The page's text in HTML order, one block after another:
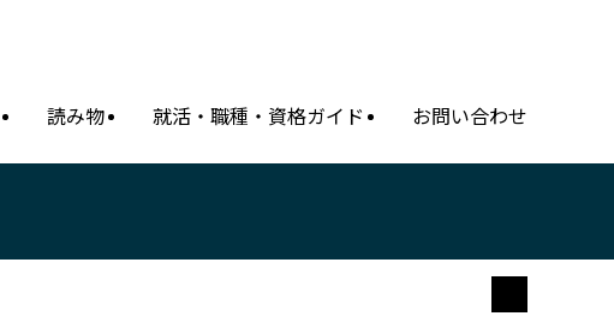
読み物 就活・職種・資格ガイド お問い合わせ